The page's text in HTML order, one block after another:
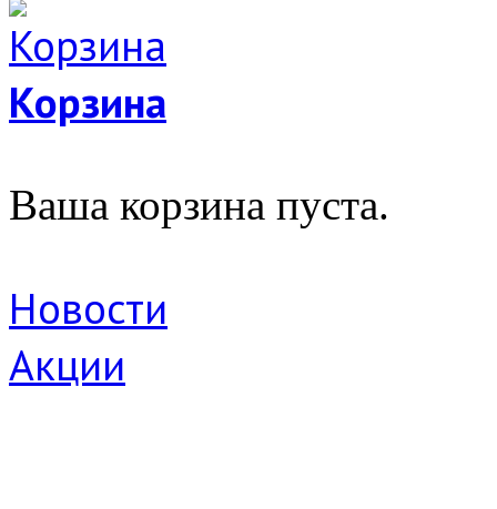
Корзина
Ваша корзина пуста.
Новости
Акции